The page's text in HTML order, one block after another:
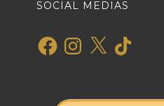
SOCIAL MEDIAS
FacebookInstagram
X TikTok